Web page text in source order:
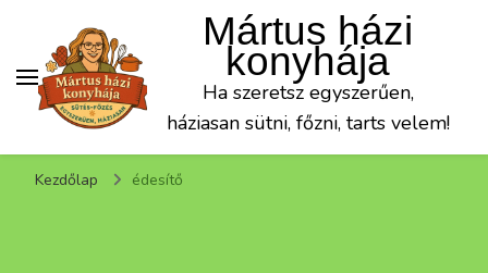
Mártus házi
konyhája
Ha szeretsz egyszerűen,
háziasan sütni, főzni, tarts velem!
Kezdőlap édesítő